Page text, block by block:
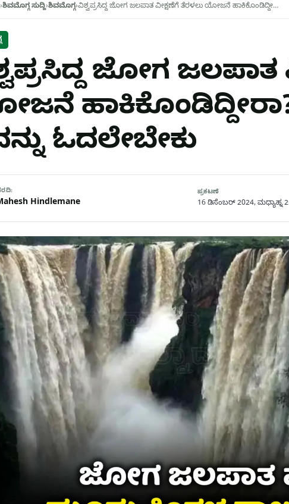
›ಶಿವಮೊಗ್ಗ ಸುದ್ದಿ›ಶಿವಮೊಗ್ಗ›ವಿಶ್ವಪ್ರಸಿದ್ದ ಜೋಗ ಜಲಪಾತ ವೀಕ್ಷಣೆಗೆ ತೆರಳಲು ಯೋಜನೆ ಹಾಕಿಕೊಂಡಿದ್ದೀ…
ಜೋಗ ಜಲಪಾತ
ಓದಲೇಬೇಕು
Hindlemane
ಪ್ರಕಟಣೆ
16 ಡಿಸೆಂಬರ್ 2024, ಮಧ್ಯಾಹ್ನ